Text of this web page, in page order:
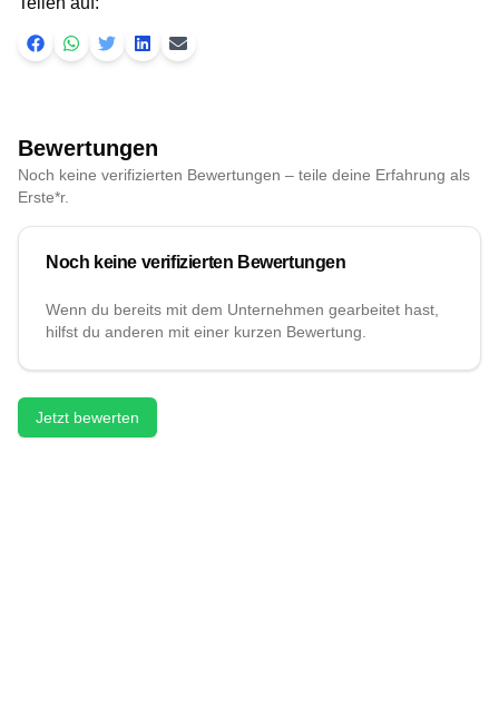
Bewertungen
Noch keine verifizierten Bewertungen – teile deine Erfahrung als
Erste*r.
Noch keine verifizierten Bewertungen
Wenn du bereits mit dem Unternehmen gearbeitet hast,
hilfst du anderen mit einer kurzen Bewertung.
Jetzt bewerten